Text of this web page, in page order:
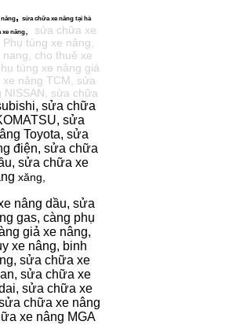
, sửa chữa xe nângtại hà
xe nâng
sửa chữa xe
tùng xe nâng,
nang, cho thuê xe
tùng xe nâng giá
nâng TCM, sửa
NISSAN, sửa chữa
sửa chữa
sửa
Toyota, sửa
điện, sửa chữa
sửa chữa xe
xăng,
nâng dầu, sửa
gas, càng phụ
giả xe nâng,
xe nâng, binh
sửa chữa xe
sửa chữa xe
sửa chữa xe
chữa xe nâng
xe nâng MGA